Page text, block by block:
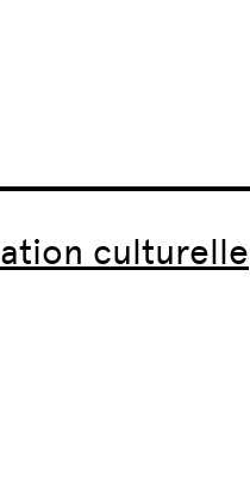
culturelle